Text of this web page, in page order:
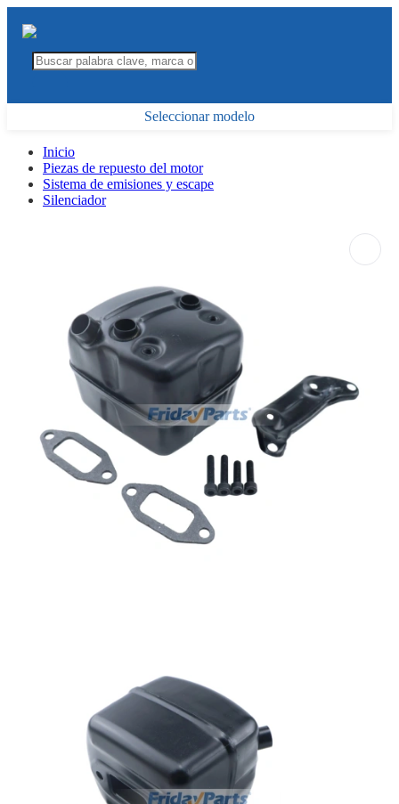
Seleccionar modelo
Inicio
Piezas de repuesto del motor
Sistema de emisiones y escape
Silenciador